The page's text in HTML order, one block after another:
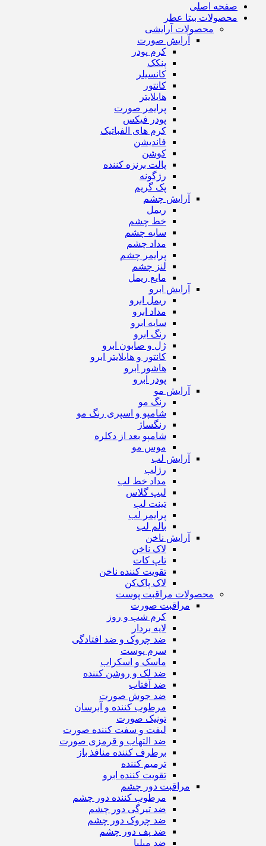
صفحه اصلی
محصولات بیتا عطر
محصولات آرایشی
آرایش صورت
کرم پودر
پنکک
کانسیلر
کانتور
هایلایتر
پرایمر صورت
پودر فیکس
کرم های الفباتیک
فاندیشن
کوشن
پالت برنزه کننده
رژگونه
پک گریم
آرایش چشم
ریمل
خط چشم
سایه چشم
مداد چشم
پرایمر چشم
لنز چشم
مایع ریمل
آرایش ابرو
ریمل ابرو
مداد ابرو
سایه ابرو
رنگ ابرو
ژل و صابون ابرو
کانتور و هایلایتر ابرو
هاشور ابرو
پودر ابرو
آرایش مو
رنگ مو
شامپو و اسپری رنگ مو
رنگساژ
شامپو بعد از دکلره
موس مو
آرایش لب
رژ‌لب
مداد خط لب
لیپ گلاس
تینت لب
پرایمر لب
بالم لب
آرایش ناخن
لاک ناخن
تاپ‌ کات
تقویت کننده ناخن
لاک پاک‌کن
محصولات مراقبت پوست
مراقبت صورت
کرم شب و روز
لایه بردار
ضد چروک و ضد افتادگی
سرم پوست
ماسک و اسکراب
ضد لک و روشن کننده
ضد آفتاب
ضد جوش صورت
مرطوب کننده و آبرسان
تونیک صورت
لیفت و سفت کننده صورت
ضد التهاب و قرمزی صورت
برطرف کننده منافذ باز
ترمیم کننده
تقویت کننده ابرو
مراقبت دور چشم
مرطوب کننده دور چشم
ضد تیرگی دور چشم
ضد چروک دور چشم
ضد پف دور چشم
ضد میلیا